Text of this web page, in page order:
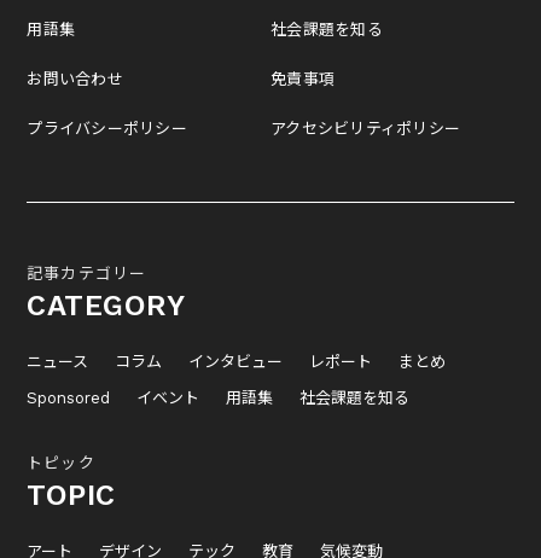
用語集
お問い合わせ
プライバシーポリシー
社会課題を知る
免責事項
アクセシビリティポリシー
記事カテゴリー
CATEGORY
ニュース コラム インタビュー レポート
まとめ
Sponsored
イベント 用語集 社会課題を知る
トピック
TOPIC
アート デザイン テック 教育 気候変動